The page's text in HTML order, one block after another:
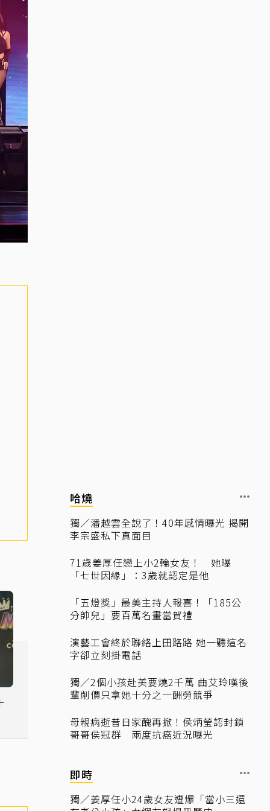
哈燒
獨／潘越雲全說了！40年感情曝光 揭開
李宗盛私下真面目
71歲姜厚任戀上小2輪女友！ 她曝
「七世因緣」：3歲就認定是他
「五燈獎」最美主持人報喜！「185公
分帥兒」要百萬名畫當賀禮
演藝工會終於聯絡上田路路 她一聽這名
字卻立刻掛電話
獨／2個小孩赴美要燒2千萬 曲艾玲嘆後
輩削價只拿她十分之一酬勞競爭
母親病逝昔日家醜再掀！侯炳瑩認封鎖
哥哥侯冠群 兩度抗癌近況曝光
即時
獨／姜厚任小24歲女友遭爆「當小三還